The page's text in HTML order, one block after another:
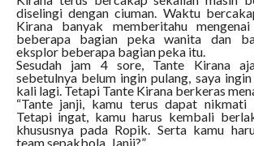
diselingi dengan ciuman. Waktu
Kirana banyak memberitahu
beberapa bagian peka wanita dan
eksplor beberapa bagian peka itu.
Sesudah jam 4 sore, Tante Kirana
sebetulnya belum ingin pulang, saya
kali lagi. Tetapi Tante Kirana berkeras
“Tante janji, kamu terus dapat
Tetapi ingat, kamu harus kembali
khususnya pada Ropik. Serta kamu
team sepakbola. Janji?”